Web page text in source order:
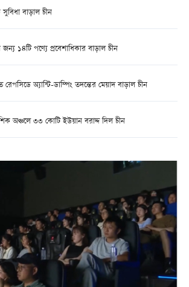
বাড়াল চীন
১৪টি পণ্যে প্রবেশাধিকার বাড়াল চীন
অ্যান্টি-ডাম্পিং তদন্তের মেয়াদ বাড়াল চীন
অঞ্চলে ৩৩ কোটি ইউয়ান বরাদ্দ দিল চীন